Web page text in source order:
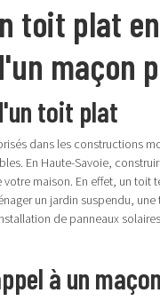
toit plat
maçon
toit plat
dans les constructions
En Haute-Savoie,
maison. En effet, un toit
un jardin suspendu,
de panneaux
à un